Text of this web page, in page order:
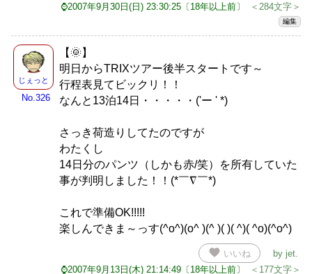
⌚2007年9月30日(日) 23:30:25〔18年以上前〕
＜284文字＞
編集
じぇっと
No.326
【🌞】
明日からTRIXツアー後半スタートです～
行程表見てビックリ！！
なんと13泊14日・・・・・('ー ' *)
さっき荷造りしてたのですが
わたくし
14日分のパンツ（しかも赤/笑）を所有していた
事が判明しました！！(*￣∇￣*)
これで準備OK!!!!!
楽しんできま～っす(^o^)(o^ )(^ )( )( ^)( ^o)(^o^)
favorite いいね by jet
⌚2007年9月13日(木) 21:14:49〔18年以上前〕
＜177文字＞